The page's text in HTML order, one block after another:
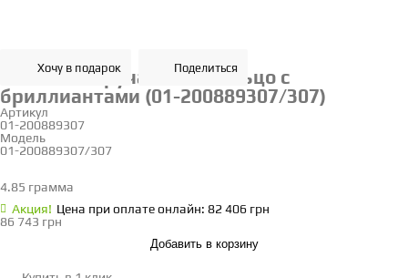
Хочу в подарок Поделиться
Золотое обручальное кольцо с
бриллиантами (01-200889307/307)
Артикул
01-200889307
Модель
01-200889307/307
4.85 грамма
Акция! Цена при оплате онлайн: 82 406 грн
86 743 грн
Добавить в корзину